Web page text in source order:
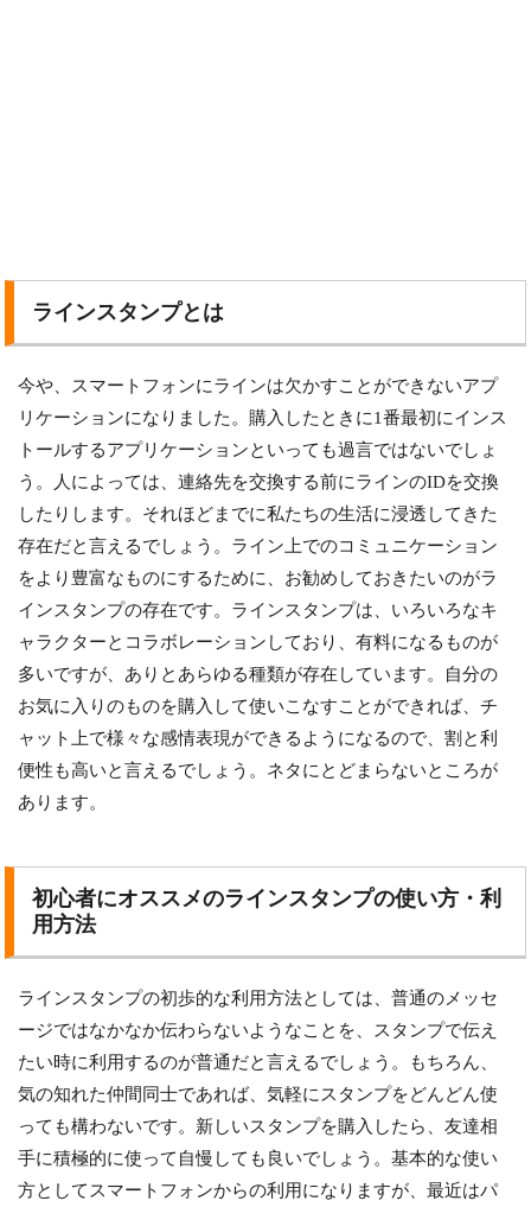
ラインスタンプとは
今や、スマートフォンにラインは欠かすことができないアプ
リケーションになりました。購入したときに1番最初にインス
トールするアプリケーションといっても過言ではないでしょ
う。人によっては、連絡先を交換する前にラインのIDを交換
したりします。それほどまでに私たちの生活に浸透してきた
存在だと言えるでしょう。ライン上でのコミュニケーション
をより豊富なものにするために、お勧めしておきたいのがラ
インスタンプの存在です。ラインスタンプは、いろいろなキ
ャラクターとコラボレーションしており、有料になるものが
多いですが、ありとあらゆる種類が存在しています。自分の
お気に入りのものを購入して使いこなすことができれば、チ
ャット上で様々な感情表現ができるようになるので、割と利
便性も高いと言えるでしょう。ネタにとどまらないところが
あります。
初心者にオススメのラインスタンプの使い方・利
用方法
ラインスタンプの初歩的な利用方法としては、普通のメッセ
ージではなかなか伝わらないようなことを、スタンプで伝え
たい時に利用するのが普通だと言えるでしょう。もちろん、
気の知れた仲間同士であれば、気軽にスタンプをどんどん使
っても構わないです。新しいスタンプを購入したら、友達相
手に積極的に使って自慢しても良いでしょう。基本的な使い
方としてスマートフォンからの利用になりますが、最近はパ